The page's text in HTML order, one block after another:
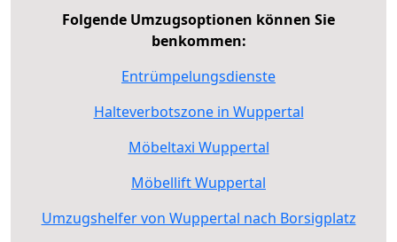
Folgende Umzugsoptionen können Sie
benkommen:
Entrümpelungsdienste
Halteverbotszone in Wuppertal
Möbeltaxi Wuppertal
Möbellift Wuppertal
Umzugshelfer von Wuppertal nach Borsigplatz